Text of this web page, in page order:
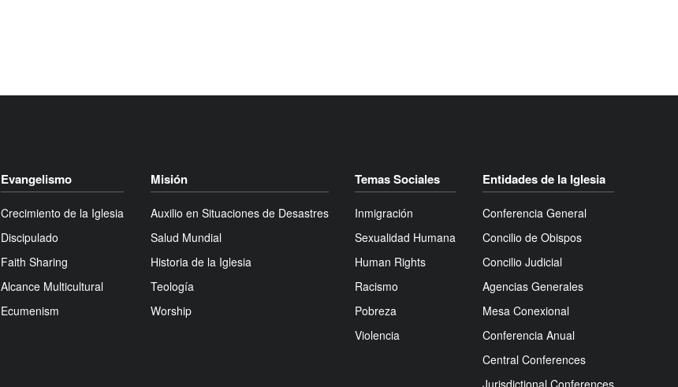
Evangelismo
Crecimiento de la Iglesia
Discipulado
Faith Sharing
Alcance Multicultural
Ecumenism
Misión
Auxilio en Situaciones de Desastres
Salud Mundial
Historia de la Iglesia
Teología
Worship
Temas Sociales
Inmigración
Sexualidad Humana
Human Rights
Racismo
Pobreza
Violencia
Entidades de la Iglesia
Conferencia General
Concilio de Obispos
Concilio Judicial
Agencias Generales
Mesa Conexional
Conferencia Anual
Central Conferences
Jurisdictional Conferences